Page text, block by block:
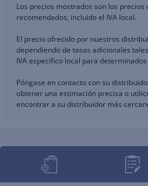
Los precios mostrados son los precios
recomendados, incluido el IVA local.
El precio ofrecido por nuestros
dependiendo de tasas adicionales
IVA específico local para
Póngase en contacto con su
obtener una estimación precisa o
encontrar a su distribuidor más